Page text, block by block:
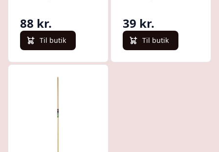
88 kr.
Til butik
39 kr.
Til butik